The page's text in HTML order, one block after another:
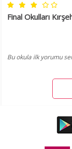
Final Okulları
Bu okula ilk yorumu